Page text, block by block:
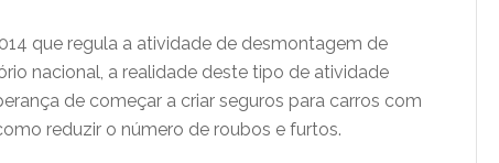
que regula a atividade de desmontagem de
nacional, a realidade deste tipo de atividade
de começar a criar seguros para carros com
reduzir o número de roubos e furtos.